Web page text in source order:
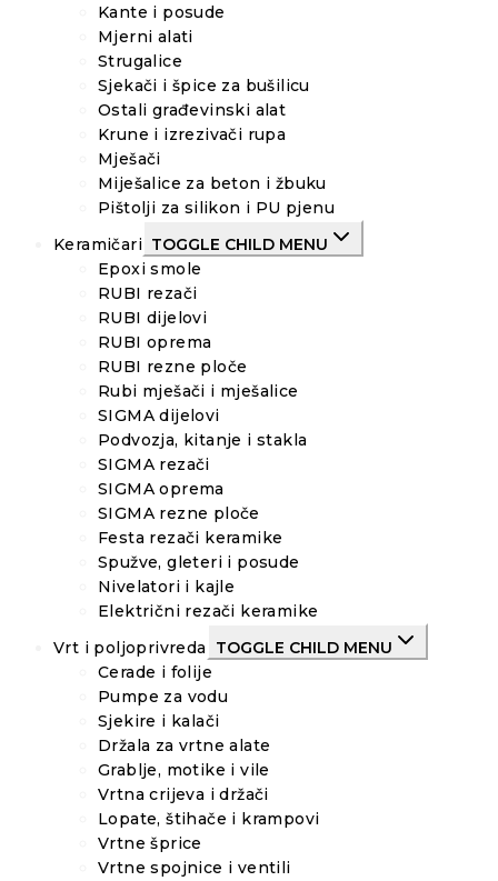
Kante i posude
Mjerni alati
Strugalice
Sjekači i špice za bušilicu
Ostali građevinski alat
Krune i izrezivači rupa
Mješači
Miješalice za beton i žbuku
Pištolji za silikon i PU pjenu
Keramičari TOGGLE CHILD MENU
Epoxi smole
RUBI rezači
RUBI dijelovi
RUBI oprema
RUBI rezne ploče
Rubi mješači i mješalice
SIGMA dijelovi
Podvozja, kitanje i stakla
SIGMA rezači
SIGMA oprema
SIGMA rezne ploče
Festa rezači keramike
Spužve, gleteri i posude
Nivelatori i kajle
Električni rezači keramike
Vrt i poljoprivreda
TOGGLE CHILD MENU
Cerade i folije
Pumpe za vodu
Sjekire i kalači
Držala za vrtne alate
Grablje, motike i vile
Vrtna crijeva i držači
Lopate, štihače i krampovi
Vrtne šprice
Vrtne spojnice i ventili